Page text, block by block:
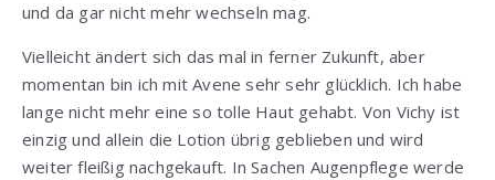
und da gar nicht mehr wechseln mag.
Vielleicht ändert sich das mal in ferner Zukunft, aber
momentan bin ich mit Avene sehr sehr glücklich. Ich habe
lange nicht mehr eine so tolle Haut gehabt. Von Vichy ist
einzig und allein die Lotion übrig geblieben und wird
weiter fleißig nachgekauft. In Sachen Augenpflege werde